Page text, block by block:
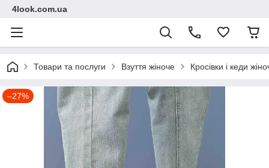
4look.com.ua
Товари та послуги Взуття жіноче Кросівки і кеди
–27%